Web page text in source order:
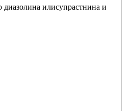
диазолина илисупрастнина и